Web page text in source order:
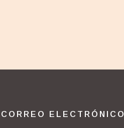
CORREO ELECTRÓNICO